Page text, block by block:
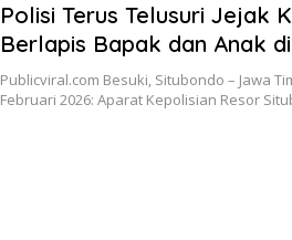
Polisi Terus Telusuri Jejak
Berlapis Bapak dan Anak
TKP Hingga Malam Hari Ini
Publicviral.com Besuki, Situbondo – Jawa
Februari 2026: Aparat Kepolisian Resor